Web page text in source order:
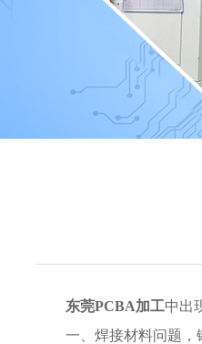
东莞PCBA加工中出
一、焊接材料问题，